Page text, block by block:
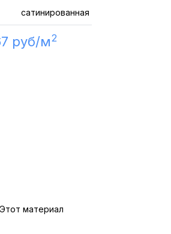
сатинированная
руб/м2
материал